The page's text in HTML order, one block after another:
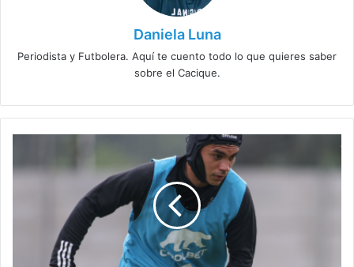
Daniela Luna
Periodista y Futbolera. Aquí te cuento todo lo que quieres saber
sobre el Cacique.
vuelve
máscara